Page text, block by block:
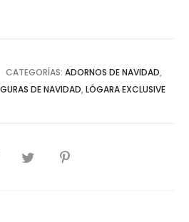
CATEGORÍAS: ADORNOS DE NAVIDAD,
DE NAVIDAD, LÓGARA EXCLUSIVE